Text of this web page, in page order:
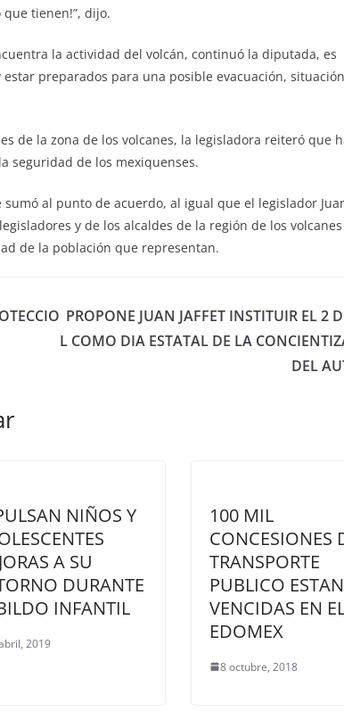
tienen!”, dijo.
la actividad del volcán, continuó la diputada, es
preparados para una posible evacuación,
de la zona de los volcanes, la legisladora reiteró que
seguridad de los mexiquenses.
al punto de acuerdo, al igual que el legislador
y de los alcaldes de la región de los
de la población que representan.
PROPONE JUAN JAFFET INSTITUIR EL 2
L COMO DIA ESTATAL DE LA
DEL
NIÑOS Y
A SU
DURANTE
INFANTIL
2019
100 MIL
CONCESIONES
TRANSPORTE
PUBLICO ESTAN
VENCIDAS EN
EDOMEX
8 octubre, 2018